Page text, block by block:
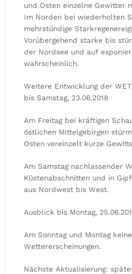
und Osten einzelne Gewitter
Im Norden bei wiederholten
mehrstündige
Vorübergehend starke bis
der Nordsee und auf
wahrscheinlich.
Weitere Entwicklung der
bis Samstag, 23.06.2018
Am Freitag bei kräftigen
östlichen Mittelgebirgen
Osten vereinzelt kurze
Am Samstag nachlassender
Küstenabschnitten und in
aus Nordwest bis West.
Ausblick bis Montag,
Am Sonntag und Montag
Wettererscheinungen.
Nächste Aktualisierung: